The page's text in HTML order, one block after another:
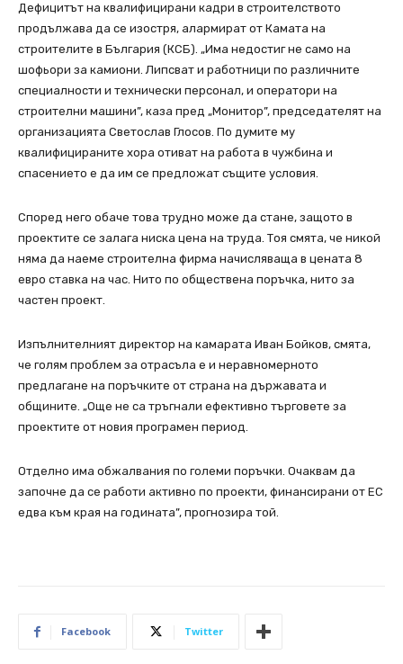
Дефицитът на квалифицирани кадри в строителството
продължава да се изостря, алармират от Камата на
строителите в България (КСБ). „Има недостиг не само на
шофьори за камиони. Липсват и работници по различните
специалности и технически персонал, и оператори на
строителни машини”, каза пред „Монитор”, председателят на
организацията Светослав Глосов. По думите му
квалифицираните хора отиват на работа в чужбина и
спасението е да им се предложат същите условия.
Според него обаче това трудно може да стане, защото в
проектите се залага ниска цена на труда. Тоя смята, че никой
няма да наеме строителна фирма начисляваща в цената 8
евро ставка на час. Нито по обществена поръчка, нито за
частен проект.
Изпълнителният директор на камарата Иван Бойков, смята,
че голям проблем за отрасъла е и неравномерното
предлагане на поръчките от страна на държавата и
общините. „Още не са тръгнали ефективно търговете за
проектите от новия програмен период.
Отделно има обжалвания по големи поръчки. Очаквам да
започне да се работи активно по проекти, финансирани от ЕС
едва към края на годината”, прогнозира той.
Facebook Twitter